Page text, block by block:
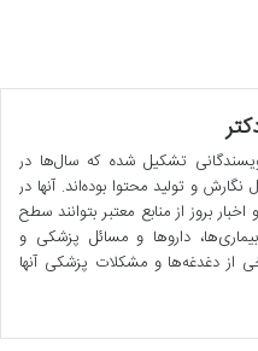
تشکیل شده که سال‌ها در
و تولید محتوا بوده‌اند. آنها در
بروز از منابع معتبر بتوانند سطح
بیماری‌ها، داروها و مسائل پزشکی و
از دغدغه‌ها و مشکلات پزشکی آنها